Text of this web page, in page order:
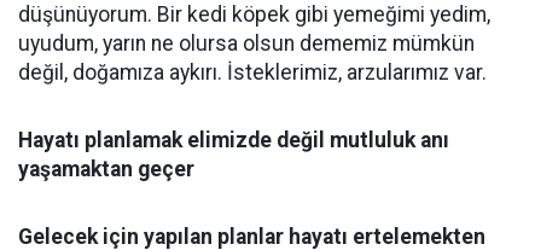
düşünüyorum. Bir kedi köpek gibi yemeğimi yedim,
uyudum, yarın ne olursa olsun dememiz mümkün
değil, doğamıza aykırı. İsteklerimiz, arzularımız var.
Hayatı planlamak elimizde değil mutluluk anı
yaşamaktan geçer
Gelecek için yapılan planlar hayatı ertelemekten